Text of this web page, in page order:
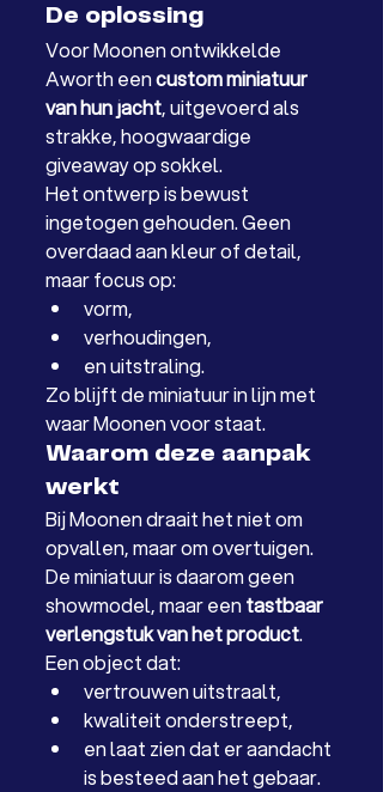
De oplossing
Voor Moonen ontwikkelde
Aworth een custom miniatuur
van hun jacht, uitgevoerd als
strakke, hoogwaardige
giveaway op sokkel.
Het ontwerp is bewust
ingetogen gehouden. Geen
overdaad aan kleur of detail,
maar focus op:
vorm,
verhoudingen,
en uitstraling.
Zo blijft de miniatuur in lijn met
waar Moonen voor staat.
Waarom deze aanpak
werkt
Bij Moonen draait het niet om
opvallen, maar om overtuigen.
De miniatuur is daarom geen
showmodel, maar een tastbaar
verlengstuk van het product.
Een object dat:
vertrouwen uitstraalt,
kwaliteit onderstreept,
en laat zien dat er aandacht
is besteed aan het gebaar.